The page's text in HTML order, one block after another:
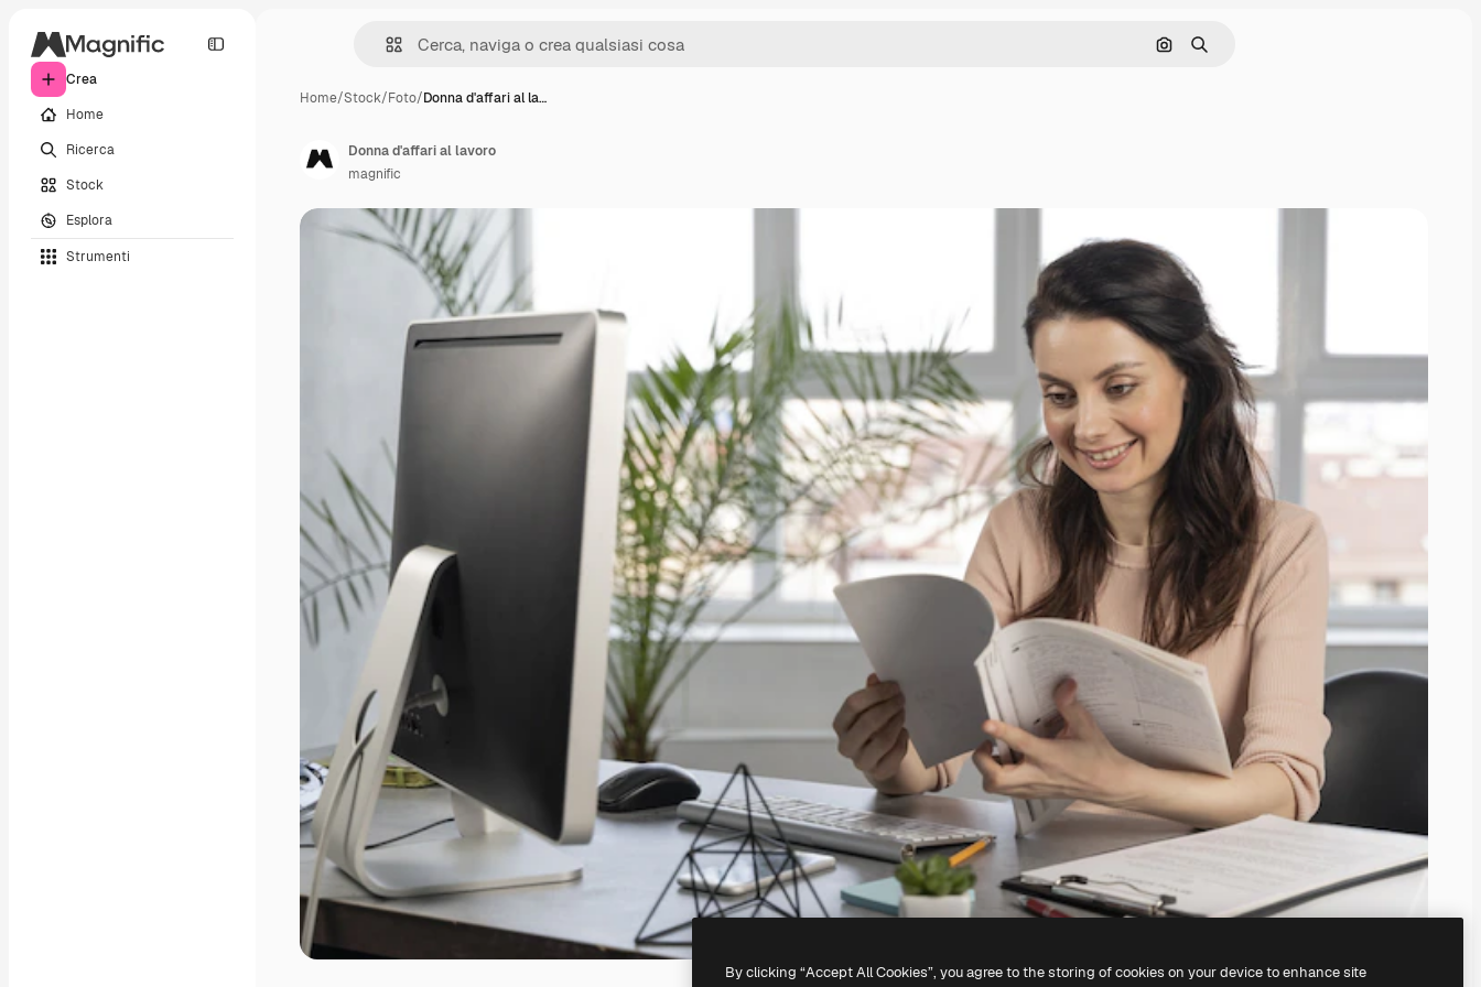
Crea
Home
Ricerca
Stock
Esplora
Strumenti
Cerca per immagine
Ricerca
Home/Stock/Foto/Donna d'affari al la…
Donna d'affari al lavoro
magnific
By clicking “Accept All Cookies”, you agree to the storing of cookies on your device to enhance site